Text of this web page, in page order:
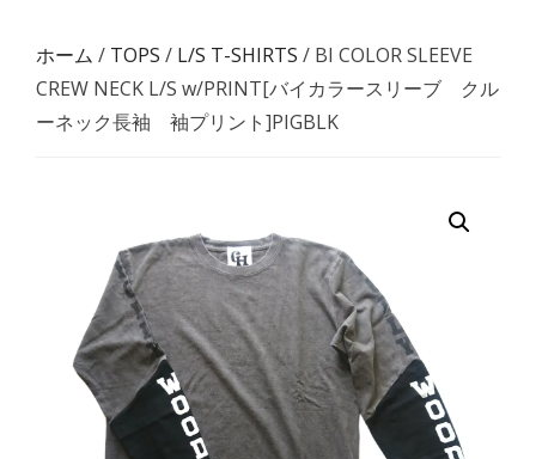
ホーム / TOPS / L/S T-SHIRTS / BI COLOR SLEEVE
CREW NECK L/S w/PRINT[バイカラースリーブ クル
ーネック長袖 袖プリント]PIGBLK